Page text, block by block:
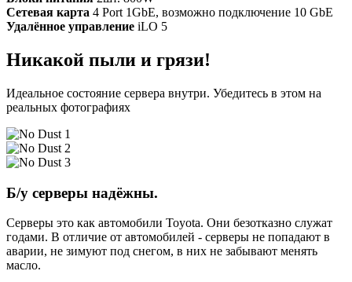
Сетевая карта 4 Port 1GbE, возможно подключение 10 GbE
Удалённое управление iLO 5
Никакой пыли и грязи!
Идеальное состояние сервера внутри. Убедитесь в этом на
реальных фотографиях
Б/у серверы надёжны.
Серверы это как автомобили Toyota. Они безотказно служат
годами. В отличие от автомобилей - серверы не попадают в
аварии, не зимуют под снегом, в них не забывают менять
масло.